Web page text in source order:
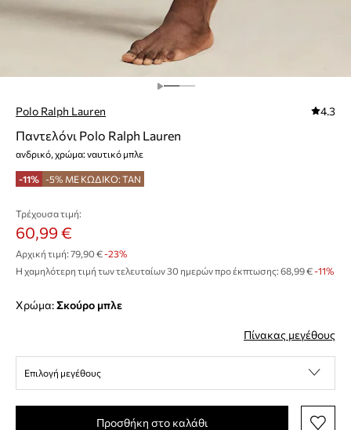
Polo Ralph Lauren 4.3
Παντελόνι Polo Ralph Lauren
ανδρικό, χρώμα: ναυτικό μπλε
-11% -5% ΜΕ ΚΩΔΙΚΟ: TAN
Τρέχουσα τιμή:
60,99 €
Αρχική τιμή: 79,90 €-23%
Η χαμηλότερη τιμή των τελευταίων 30 ημερών προ έκπτωσης: 68,99 € -11%
Χρώμα: σκούρο μπλε
Πίνακας μεγέθους
Επιλογή μεγέθους
Προσθήκη στο καλάθι